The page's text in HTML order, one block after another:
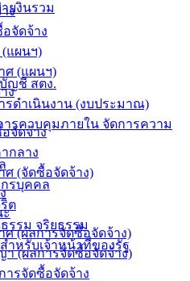
ง
จัดจ้าง
(แผนฯ)
ศ (แผนฯ)
ง
จัดจ้าง
กลาง
ศ (จัดซื้อจัดจ้าง)
ะ
ศ (ผลการจัดซื้อจัดจ้าง)
(ผลการจัดซื้อจัดจ้าง)
ารจัดซื้อจัดจ้าง
ยงินรวม
ญชี สตง.
รดำเนินงาน (งบประมาณ)
ารควบคุมภายใน จัดการความ
รบุคคล
ต
รรม จริยธรรม
ำหรับเจ้าหน้าที่ของรัฐ